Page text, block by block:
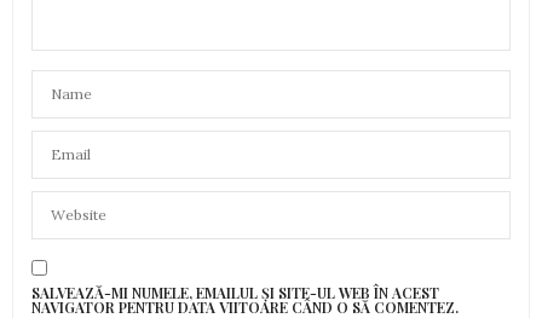
SALVEAZĂ-MI NUMELE, EMAILUL ȘI SITE-UL WEB ÎN ACEST
NAVIGATOR PENTRU DATA VIITOARE CÂND O SĂ COMENTEZ.